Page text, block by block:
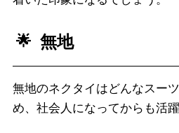
無地
無地のネクタイはどんなスー
め、社会人になってからも活